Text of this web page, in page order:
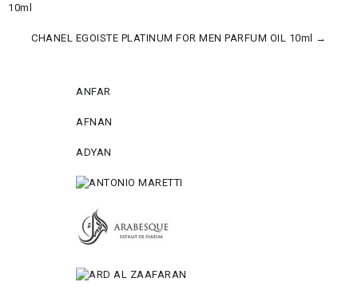
10ml
CHANEL EGOISTE PLATINUM FOR MEN PARFUM OIL 10ml →
ANFAR
AFNAN
ADYAN